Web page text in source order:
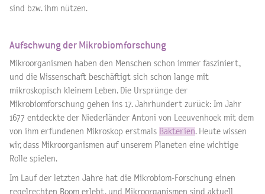
sind bzw. ihm nützen.
Aufschwung der Mikrobiomforschung
Mikroorganismen haben den Menschen schon immer fasziniert,
und die Wissenschaft beschäftigt sich schon lange mit
mikroskopisch kleinem Leben. Die Ursprünge der
Mikrobiomforschung gehen ins 17. Jahrhundert zurück: Im Jahr
1677 entdeckte der Niederländer Antoni von Leeuvenhoek mit dem
von ihm erfundenen Mikroskop erstmals Bakterien. Heute wissen
wir, dass Mikroorganismen auf unserem Planeten eine wichtige
Rolle spielen.
Im Lauf der letzten Jahre hat die Mikrobiom-Forschung einen
regelrechten Boom erlebt, und Mikroorganismen sind aktuell